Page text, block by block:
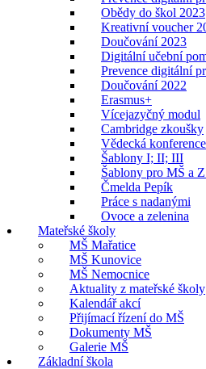
Obědy do škol 2023
Kreativní voucher
Doučování 2023
Digitální učební
Prevence digitální
Doučování 2022
Erasmus+
Vícejazyčný modul
Cambridge zkoušky
Vědecká konference
Šablony I; II; III
Šablony pro MŠ a
Čmelda Pepík
Práce s nadanými
Ovoce a zelenina
Mateřské školy
MŠ Mařatice
MŠ Kunovice
MŠ Nemocnice
Aktuality z mateřské školy
Kalendář akcí
Přijímací řízení do MŠ
Dokumenty MŠ
Galerie MŠ
Základní škola